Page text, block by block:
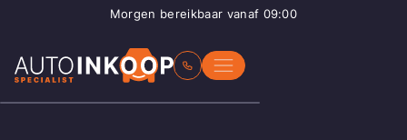
Morgen bereikbaar vanaf 09:00